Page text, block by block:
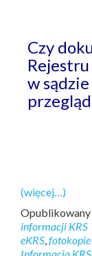
Czy
w
(więcej…)
informacji KRS
eKRS,